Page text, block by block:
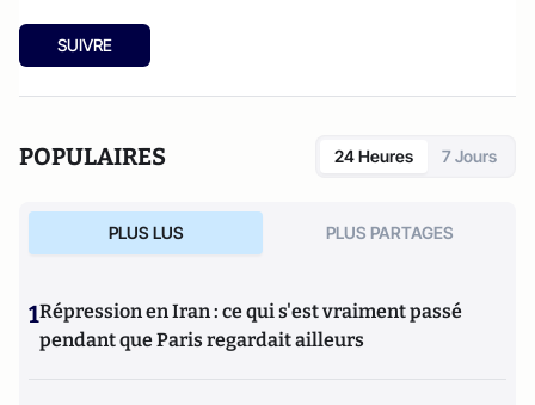
SUIVRE
POPULAIRES 24 Heures 7 Jours
PLUS LUS PLUS PARTAGES
1Répression en Iran : ce qui s'est vraiment passé
pendant que Paris regardait ailleurs